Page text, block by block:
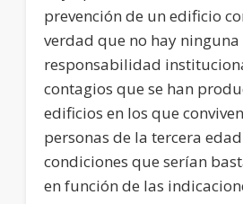
prevención de un edificio
verdad que no hay ninguna
responsabilidad
contagios que se han
edificios en los que
personas de la tercera
condiciones que serían
en función de las